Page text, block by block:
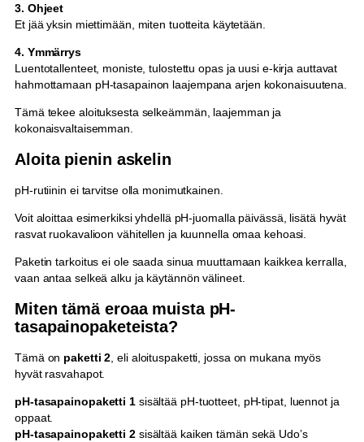
3. Ohjeet
Et jää yksin miettimään, miten tuotteita käytetään.
4. Ymmärrys
Luentotallenteet, moniste, tulostettu opas ja uusi e-kirja auttavat
hahmottamaan pH-tasapainon laajempana arjen kokonaisuutena.
Tämä tekee aloituksesta selkeämmän, laajemman ja
kokonaisvaltaisemman.
Aloita pienin askelin
pH-rutiinin ei tarvitse olla monimutkainen.
Voit aloittaa esimerkiksi yhdellä pH-juomalla päivässä, lisätä hyvät
rasvat ruokavalioon vähitellen ja kuunnella omaa kehoasi.
Paketin tarkoitus ei ole saada sinua muuttamaan kaikkea kerralla,
vaan antaa selkeä alku ja käytännön välineet.
Miten tämä eroaa muista pH-
tasapainopaketeista?
Tämä on paketti 2 , eli aloituspaketti, jossa on mukana myös
hyvät rasvahapot.
pH-tasapainopaketti 1sisältää pH-tuotteet, pH-tipat, luennot ja
oppaat.
pH-tasapainopaketti 2sisältää kaiken tämän sekä Udo’s